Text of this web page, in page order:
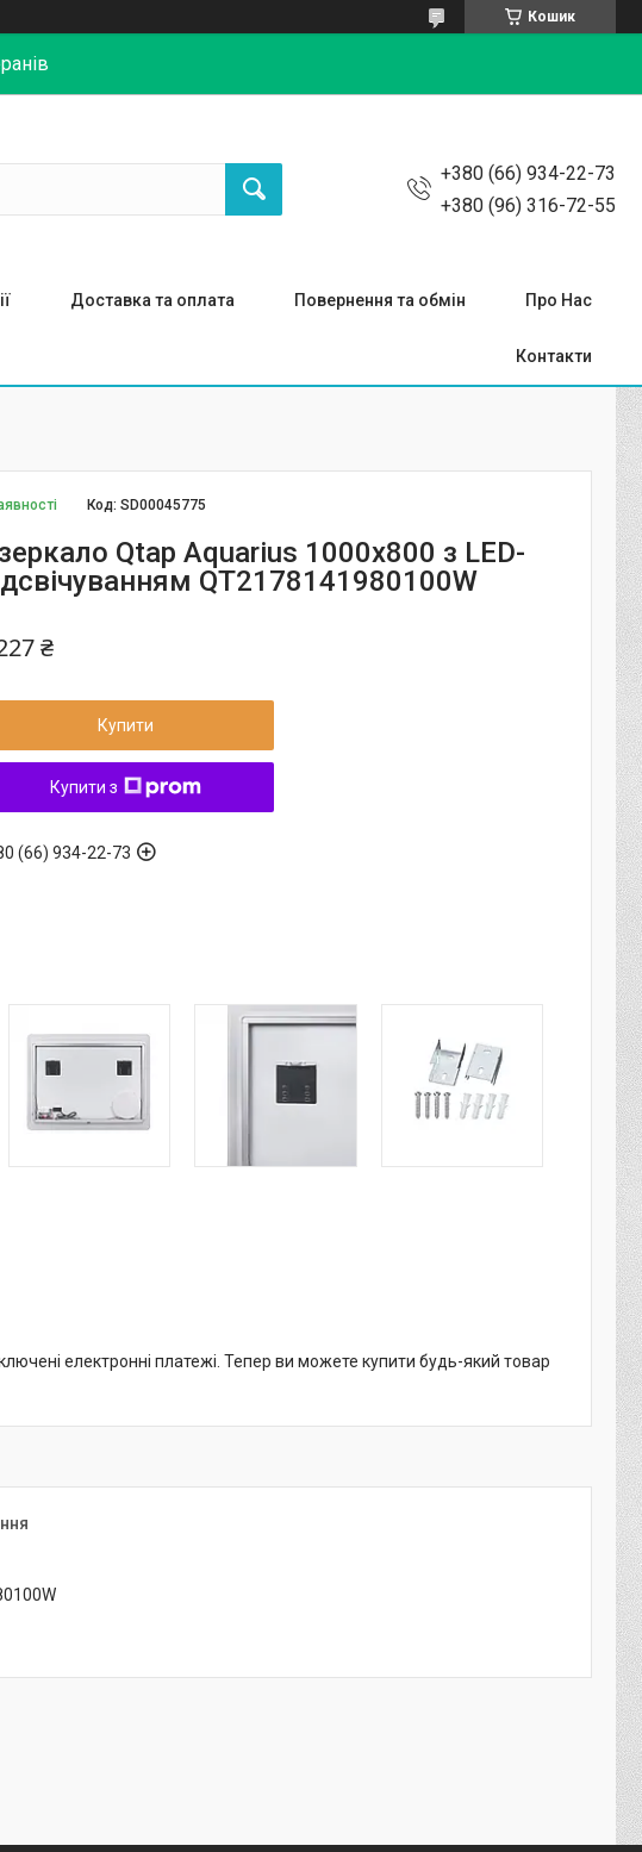
Кошик
+380 (66) 934-22-73
+380 (96) 316-72-55
Доставка та оплата Повернення та обмін Про Нас
Контакти
Код:SD00045775
Qtap Aquarius 1000х800 з LED-
QT2178141980100W
₴
Купити
Купити з
(66) 934-22-73
електронні платежі. Тепер ви можете купити будь-який товар